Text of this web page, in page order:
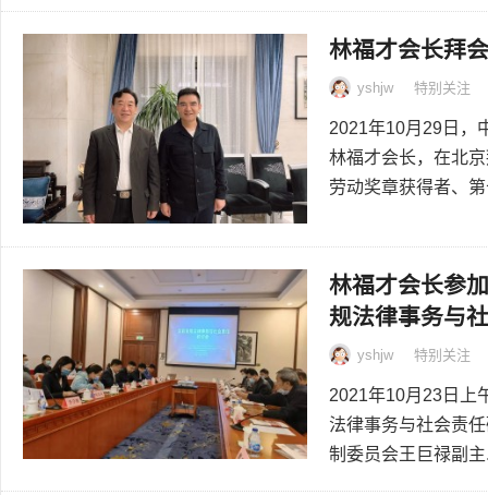
林福才会长拜
yshjw 特别关注
2021年10月29日，
林福才会长，在北
劳动奖章获得者、
林福才会长参
规法律事务与
yshjw 特别关注
2021年10月23日上
法律事务与社会责
制委员会王巨禄副主